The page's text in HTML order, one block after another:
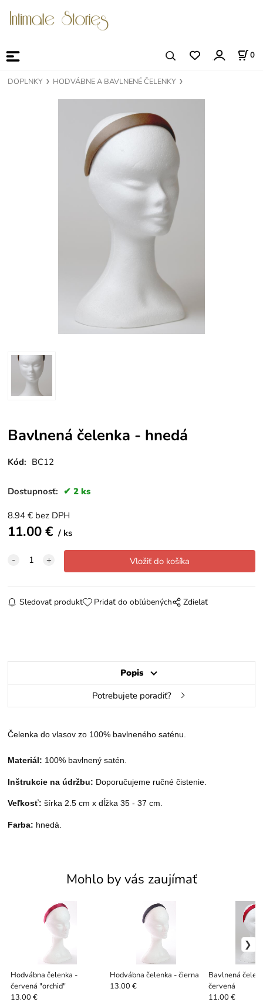
0
DOPLNKY HODVÁBNE A BAVLNENÉ ČELENKY
Bavlnená čelenka - hnedá
Kód: BC12
Dostupnosť: 2 ks
8.94 € bez DPH
11.00€ ks
Sledovať produkt Pridať do obľúbených Zdielať
Popis
Potrebujete poradiť?
Čelenka do vlasov zo 100% bavlnenéhosaténu.
Materiál: 100% bavlnený satén.
Inštrukcie na údržbu: Doporučujeme ručné čistenie
Veľkosť:šírka 2.5 cm x dĺžka 35 - 37 cm.
Farba: hnedá.
Mohlo by vás zaujímať
Hodvábna čelenka -
červená "orchid"
13.00 €
Hodvábna čelenka - čierna
13.00 €
Bavlnená
červená
11.00 €